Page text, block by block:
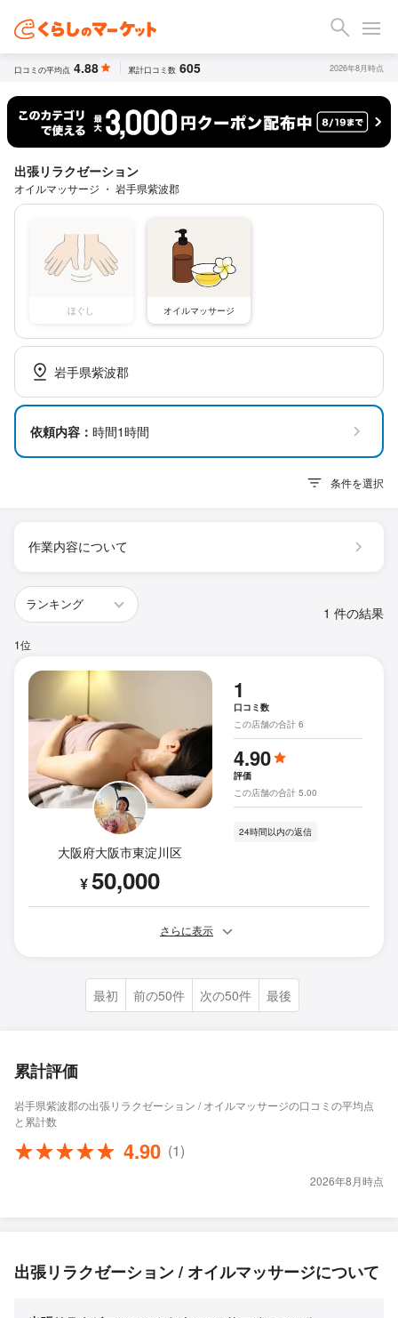
口コミの平均点 4.88 累計口コミ数 605 2026年8月時点
出張リラクゼーション
オイルマッサージ ・ 岩手県紫波郡
ほぐし オイルマッサージ
岩手県紫波郡
依頼内容： 時間1時間
条件を選択
作業内容について
1 件の結果
1位
大阪府大阪市東淀川区
¥50,000
1
口コミ数
この店舗の合計 6
4.90
評価
この店舗の合計 5.00
24時間以内の返信
さらに表示
最初 前の50件 次の50件 最後
累計評価
岩手県紫波郡の出張リラクゼーション / オイルマッサージの口コミの平均点
と累計数
4.90 (1)
2026年8月時点
出張リラクゼーション / オイルマッサージについて